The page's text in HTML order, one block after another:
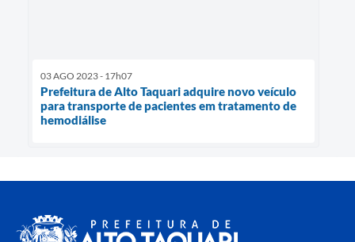
03 AGO 2023 - 17h07
Prefeitura de Alto Taquari adquire novo veículo
para transporte de pacientes em tratamento de
hemodiálise